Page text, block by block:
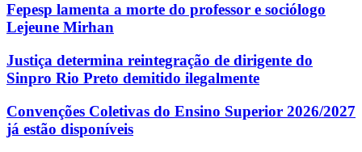
Fepesp lamenta a morte do professor e sociólogo
Lejeune Mirhan
Justiça determina reintegração de dirigente do
Sinpro Rio Preto demitido ilegalmente
Convenções Coletivas do Ensino Superior 2026/2027
já estão disponíveis